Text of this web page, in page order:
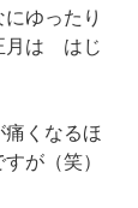
ゆったり
は　はじ
くなるほ
が（笑）